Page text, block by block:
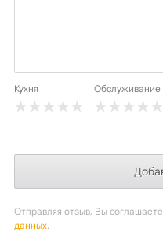
Кухня Обслуживание
Отправляя отзыв, Вы
данных.